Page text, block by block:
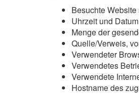
Besuchte
Uhrzeit und
Menge der
Quelle/Verweis,
Verwendeter
Verwendetes
Verwendete
Hostname des